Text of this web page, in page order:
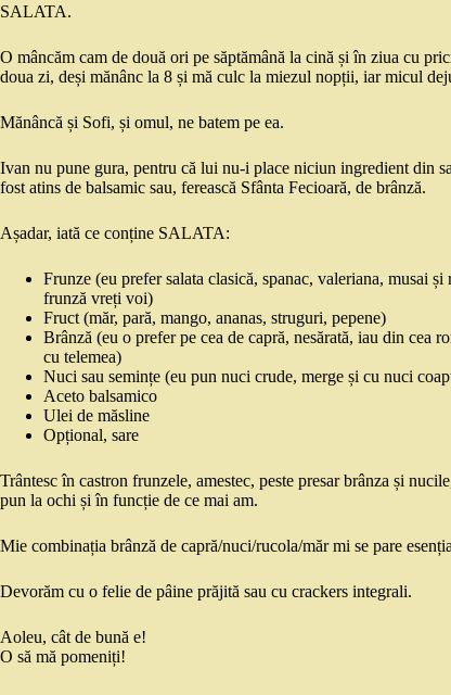
SALATA.
O mâncăm cam de două ori pe săptămână la cină și în ziua cu
doua zi, deși mănânc la 8 și mă culc la miezul nopții, iar micul
Mănâncă și Sofi, și omul, ne batem pe ea.
Ivan nu pune gura, pentru că lui nu-i place niciun ingredient din
fost atins de balsamic sau, ferească Sfânta Fecioară, de brânză.
Așadar, iată ce conține SALATA:
Frunze (eu prefer salata clasică, spanac, valeriana, musai
frunză vreți voi)
Fruct (măr, pară, mango, ananas, struguri, pepene)
Brânză (eu o prefer pe cea de capră, nesărată, iau din cea
cu telemea)
Nuci sau semințe (eu pun nuci crude, merge și cu nuci
Aceto balsamico
Ulei de măsline
Opțional, sare
Trântesc în castron frunzele, amestec, peste presar brânza și
pun la ochi și în funcție de ce mai am.
Mie combinația brânză de capră/nuci/rucola/măr mi se pare
Devorăm cu o felie de pâine prăjită sau cu crackers integrali.
Aoleu, cât de bună e!
O să mă pomeniți!